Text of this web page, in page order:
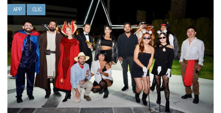
APP CLIC